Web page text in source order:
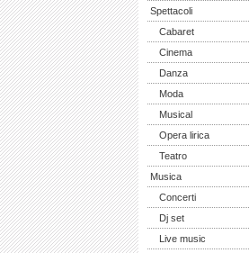
Spettacoli
Cabaret
Cinema
Danza
Moda
Musical
Opera lirica
Teatro
Musica
Concerti
Dj set
Live music